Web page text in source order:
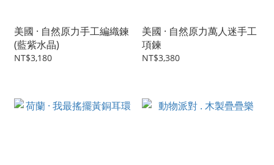
美國 · 自然原力手工編織鍊
(藍紫水晶)
NT$3,180
美國 · 自然原力萬人迷手工
項鍊
NT$3,380